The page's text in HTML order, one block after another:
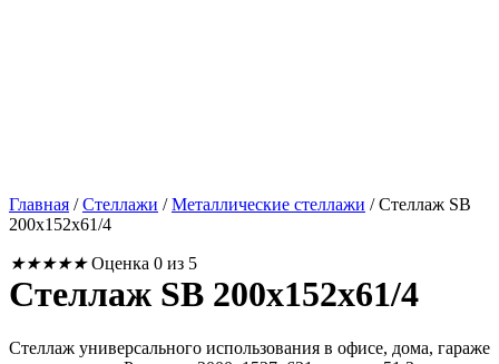
Главная /Стеллажи /Металлические стеллажи /Стеллаж SB
200x152x61/4
★★★★★ Оценка 0 из 5
Стеллаж SB 200x152x61/4
Стеллаж универсального использования в офисе, дома, гараже